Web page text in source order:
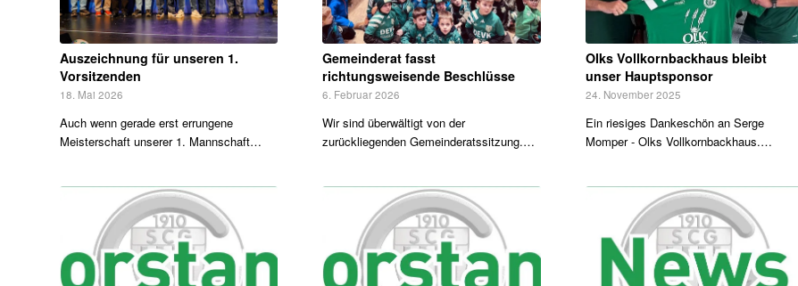
Auszeichnung für unseren 1.
Vorsitzenden
18. Mai 2026
Auch wenn gerade erst errungene
Meisterschaft unserer 1. Mannschaft…
Gemeinderat fasst
richtungsweisende Beschlüsse
6. Februar 2026
Wir sind überwältigt von der
zurückliegenden Gemeinderatssitzung.…
Olks Vollkornbackhaus bleibt
unser Hauptsponsor
24. November 2025
Ein riesiges Dankeschön an Serge
Momper - Olks Vollkornbackhaus.…